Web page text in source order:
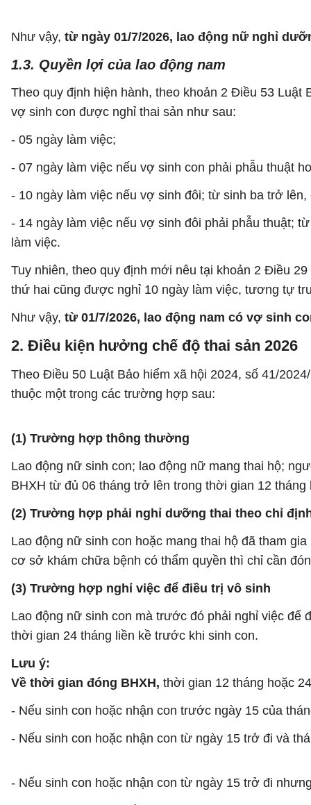
Như vậy, từ ngày 01/7/2026, lao động nữ nghỉ
1.3. Quyền lợi của lao động nam
Theo quy định hiện hành, theo khoản 2 Điều 53 Luật
vợ sinh con được nghỉ thai sản như sau:
- 05 ngày làm việc;
- 07 ngày làm việc nếu vợ sinh con phải phẫu thuật
- 10 ngày làm việc nếu vợ sinh đôi; từ sinh ba trở
- 14 ngày làm việc nếu vợ sinh đôi phải phẫu thuật;
làm việc.
Tuy nhiên, theo quy định mới nêu tại khoản 2 Điều
thứ hai cũng được nghỉ 10 ngày làm việc, tương tự
Như vậy, từ 01/7/2026, lao động nam có vợ sinh
2. Điều kiện hưởng chế độ thai sản 2026
Theo Điều 50 Luật Bảo hiểm xã hội 2024, số 41/
thuộc một trong các trường hợp sau:
(1) Trường hợp thông thường
Lao động nữ sinh con; lao động nữ mang thai hộ;
BHXH từ đủ 06 tháng trở lên trong thời gian 12
(2) Trường hợp phải nghỉ dưỡng thai theo chỉ
Lao động nữ sinh con hoặc mang thai hộ đã tham
cơ sở khám chữa bệnh có thẩm quyền thì chỉ cần
(3) Trường hợp nghỉ việc để điều trị vô sinh
Lao động nữ sinh con mà trước đó phải nghỉ việc
thời gian 24 tháng liền kề trước khi sinh con.
Lưu ý:
Về thời gian đóng BHXH, thời gian 12 tháng hoặc
- Nếu sinh con hoặc nhận con trước ngày 15 của
- Nếu sinh con hoặc nhận con từ ngày 15 trở đi và
- Nếu sinh con hoặc nhận con từ ngày 15 trở đi